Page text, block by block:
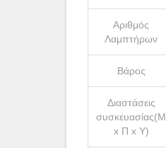
Αριθμός
Λαμπτήρων
Βάρος
Διαστάσεις
συσκευασίας(Μ
x Π x Υ)